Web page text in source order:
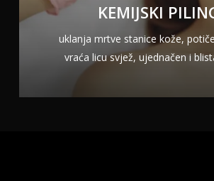
KEMIJSKI
uklanja mrtve stanice kože,
vraća licu svjež, ujednačen i